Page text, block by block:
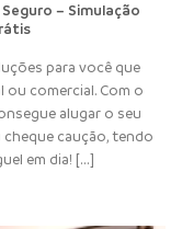
– Simulação
para você que
ou comercial. Com o
alugar o seu
cheque caução, tendo
em dia! [...]